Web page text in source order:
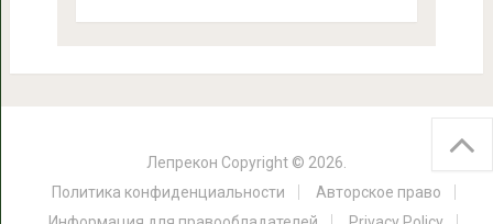
Лепрекон Copyright © 2026.
Политика конфиденциальности
Авторское право